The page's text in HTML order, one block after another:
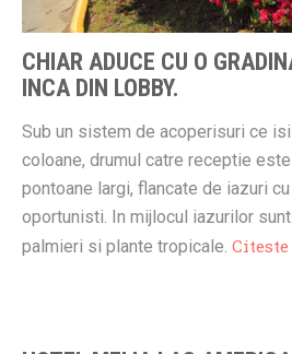
CHIAR ADUCE CU O
INCA DIN LOBBY.
Sub un sistem de acoperisuri ce
coloane, drumul catre receptie
pontoane largi, flancate de iazuri
oportunisti. In mijlocul iazurilor
palmieri si plante tropicale.